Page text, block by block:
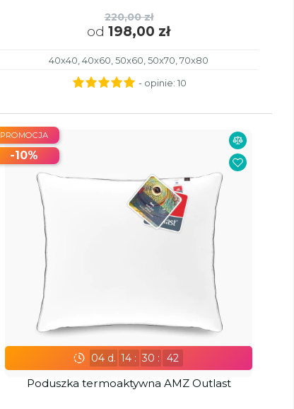
220,00 zł
od 198,00 zł
40x40, 40x60, 50x60, 50x70, 70x80
- opinie: 10
04d. 14 : 30 : 41
Poduszka termoaktywna AMZ Outlast
PROMOCJA
-10%